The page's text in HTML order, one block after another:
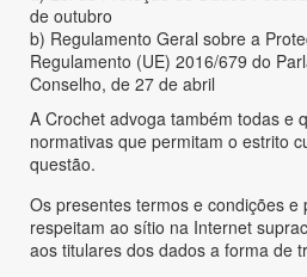
de outubro
b) Regulamento Geral sobre a
Regulamento (UE) 2016/679 do
Conselho, de 27 de abril
A Crochet advoga também todas e
normativas que permitam o estrito
questão.
Os presentes termos e condições e
respeitam ao sítio na Internet
aos titulares dos dados a forma de